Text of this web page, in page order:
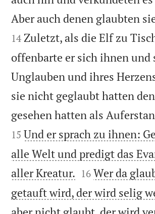
Aber auch denen glaubten
14 Zuletzt, als die Elf zu
offenbarte er sich ihnen und
Unglauben und ihres
sie nicht geglaubt hatten
gesehen hatten als
15 Und er sprach zu ihnen:
alle Welt und predigt das
aller Kreatur. 

16 Wer da
getauft wird, der wird selig